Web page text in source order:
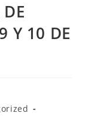
Y 10 DE